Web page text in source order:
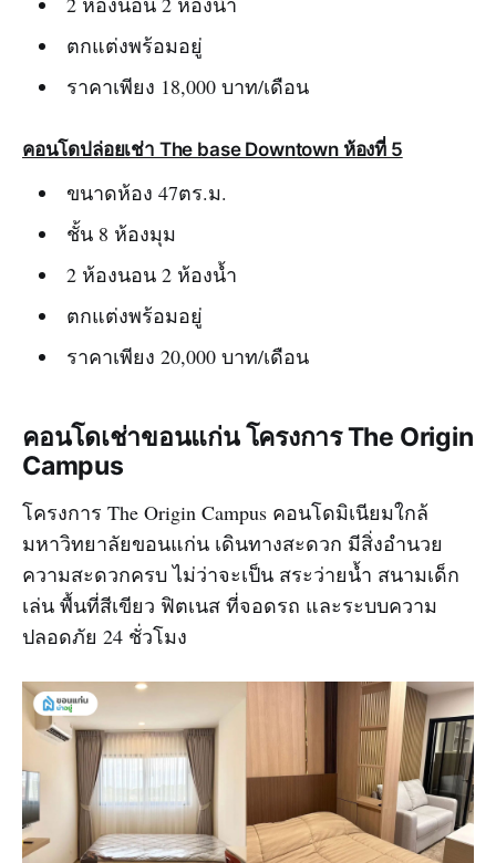
ตกแต่งพร้อมอยู่
ราคาเพียง 18,000 บาท/เดือน
คอนโดปล่อยเช่า The base Downtown ห้องที่ 5
ขนาดห้อง 47ตร.ม.
ชั้น 8 ห้องมุม
2 ห้องนอน 2 ห้องน้ำ
ตกแต่งพร้อมอยู่
ราคาเพียง 20,000 บาท/เดือน
คอนโดเช่าขอนแก่น โครงการ The Origin
Campus
โครงการ The Origin Campus คอนโดมิเนียมใกล้
มหาวิทยาลัยขอนแก่น เดินทางสะดวก มีสิ่งอำนวย
ความสะดวกครบ ไม่ว่าจะเป็น สระว่ายน้ำ สนามเด็ก
เล่น พื้นที่สีเขียว ฟิตเนส ที่จอดรถ และระบบความ
ปลอดภัย 24 ชั่วโมง